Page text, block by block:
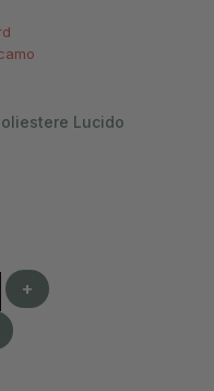
Lucido
+